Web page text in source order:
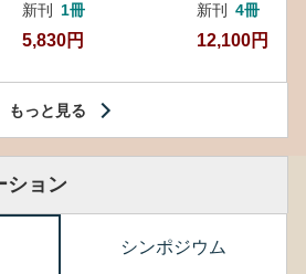
新刊 1冊
5,830円
新刊 4冊
12,100円
もっと見る
ション
シンポジウム